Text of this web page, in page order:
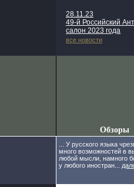
28.11.23
49-й Российский
салон 2023 года
все новости
Обзоры
... У русского языка
много возможностей в
любой мысли, намного
у любого иностран...